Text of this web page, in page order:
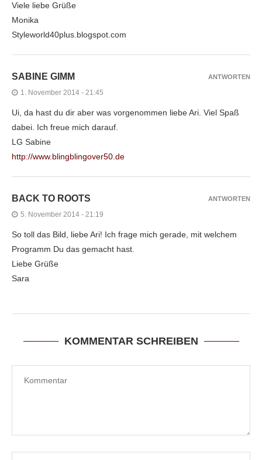
Viele liebe Grüße
Monika
Styleworld40plus.blogspot.com
SABINE GIMM
1. November 2014 - 21:45
Ui, da hast du dir aber was vorgenommen liebe Ari. Viel Spaß
dabei. Ich freue mich darauf.
LG Sabine
http://www.blingblingover50.de
ANTWORTEN
BACK TO ROOTS
5. November 2014 - 21:19
So toll das Bild, liebe Ari! Ich frage mich gerade, mit welchem
Programm Du das gemacht hast.
Liebe Grüße
Sara
ANTWORTEN
KOMMENTAR SCHREIBEN